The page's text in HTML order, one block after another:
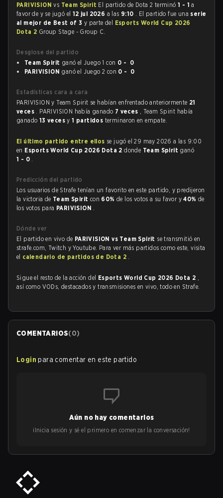
PARIVISIONvs Team Spirit El partido de Dota 2 terminó1 - 1 a
favor de y se jugó el 12 jul 2026 a las 9:10 . El partido fue una serie
al mejor de Best of 3 y parte del Esports World Cup 2026
Dota 2 Group Stage - Group C.
Desglose del partido
Team Spirit ganó el Juego 1 con 0 - 0
PARIVISION ganó el Juego 2 con 0 - 0
Estadísticas cara a cara
PARIVISION y Team Spirit se habían enfrentado anteriormente 21
veces . PARIVISION había ganado 7 veces , Team Spirit había
ganado 13 vecesy1 partidos terminaron en empate.
El último partido entre ellos se jugó el 29 may 2026 a las 9:00
en Esports World Cup 2026 Dota 2donde Team Spirit ganó
1 - 0 .
Predicción del partido
Los usuarios de Strafe tenían un favorito en este partido, y predijeron
la victoria de Team Spirit con 60%de los votos a su favor y40%de
los votos para PARIVISION .
Dónde ver
El partido en vivo de PARIVISION vs Team Spirit se transmitió en
strafe.com, Twitch y Youtube. Para ver más partidos como este, visita
el calendario de partidos de Dota 2 .
Sigue el resto de la acción del Esports World Cup 2026 Dota 2 ,
así como VODs, destacados y transmisiones en vivo, todo en Strafe.
COMENTARIOS(0)
Login para comentar en este partido
Aún no hay comentarios
¡Inicia sesión y sé el primero en comenzar la conversación!